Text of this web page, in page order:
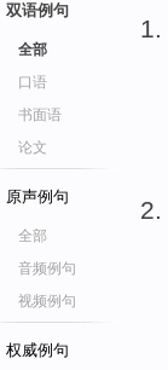
双语例句
全部
口语
书面语
论文
原声例句
全部
音频例句
视频例句
权威例句